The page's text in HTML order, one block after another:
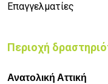
Επαγγελματίες
Περιοχή
Ανατολική Αττική